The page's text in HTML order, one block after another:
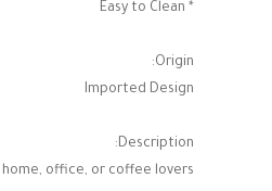
* Easy to Clean
Origin:
Imported Design
Description:
office, or coffee lovers. ☕✨